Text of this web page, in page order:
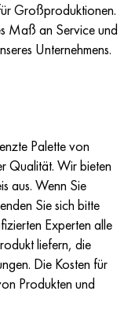
Großproduktionen.
Maß an Service und
Unternehmens.
Palette von
Qualität. Wir bieten
aus. Wenn Sie
Sie sich bitte
Experten alle
liefern, die
Die Kosten für
Produkten und